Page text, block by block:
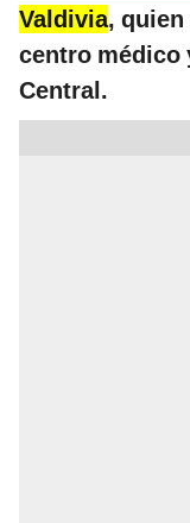
Valdivia,
centro médico
Central.